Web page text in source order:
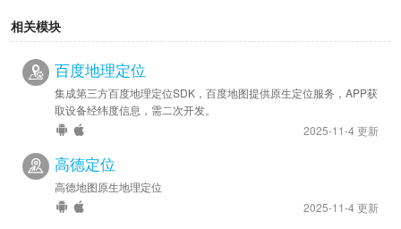
相关模块
百度地理定位
集成第三方百度地理定位SDK，百度地图提供原生定位服务，APP获
取设备经纬度信息，需二次开发。
2025-11-4 更新
高德定位
高德地图原生地理定位
2025-11-4 更新